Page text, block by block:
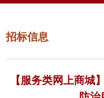
招标信息
【服务类网上商城